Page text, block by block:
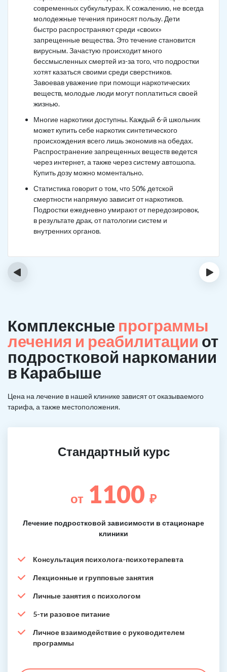
современных субкультурах. К сожалению, не всегда
молодежные течения приносят пользу. Дети
быстро распространяют среди «своих»
запрещенные вещества. Это течение становится
вирусным. Зачастую происходит много
бессмысленных смертей из-за того, что подростки
хотят казаться своими среди сверстников.
Завоевав уважение при помощи наркотических
веществ, молодые люди могут поплатиться своей
жизнью.
Многие наркотики доступны. Каждый 6-й школьник
может купить себе наркотик синтетического
происхождения всего лишь экономив на обедах.
Распространение запрещенных веществ ведется
через интернет, а также через систему автошопа.
Купить дозу можно моментально.
Статистика говорит о том, что 50% детской
смертности напрямую зависит от наркотиков.
Подростки ежедневно умирают от передозировок,
в результате драк, от патологии систем и
внутренних органов.
‹ ›
Комплексные программы
лечения и реабилитации от
подростковой наркомании
в Карабыше
Цена на лечение в нашей клинике зависят от оказываемого
тарифа, а также местоположения.
Стандартный курс
от 1100 ₽
Лечение подростковой зависимости в стационаре
клиники
Консультация психолога-психотерапевта
Лекционные и групповые занятия
Личные занятия с психологом
5-ти разовое питание
Личное взаимодействие с руководителем
программы